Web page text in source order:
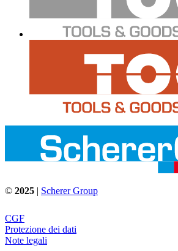
© 2025 | Scherer Group
CGF
Protezione dei dati
Note legali